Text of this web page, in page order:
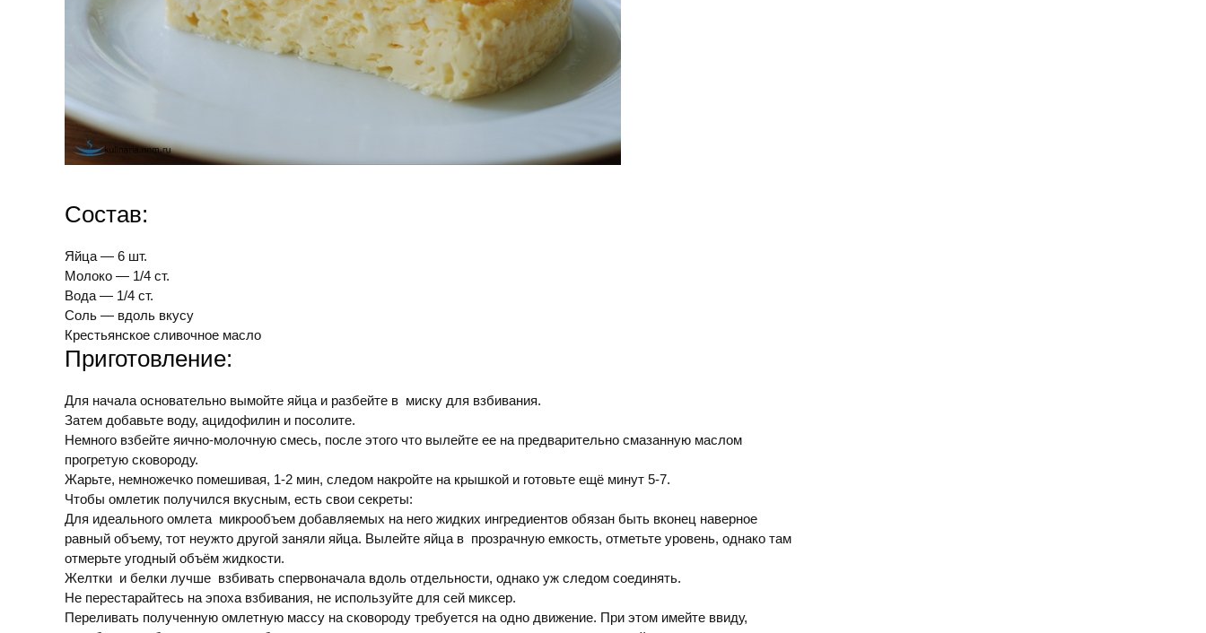
Состав:
Яйца — 6 шт.
Молоко — 1/4 ст.
Вода — 1/4 ст.
Соль — вдоль вкусу
Крестьянское сливочное масло
Приготовление:
Для начала основательно вымойте яйца и разбейте в миску для взбивания.
Затем добавьте воду, ацидофилин и посолите.
Немного взбейте яично-молочную смесь, после этого что вылейте ее на предварительно смазанную маслом
прогретую сковороду.
Жарьте, немножечко помешивая, 1-2 мин, следом накройте на крышкой и готовьте ещё минут 5-7.
Чтобы омлетик получился вкусным, есть свои секреты:
Для идеального омлета микрообъем добавляемых на него жидких ингредиентов обязан быть вконец наверное
равный объему, тот неужто другой заняли яйца. Вылейте яйца в прозрачную емкость, отметьте уровень, однако там
отмерьте угодный объём жидкости.
Желтки и белки лучше взбивать спервоначала вдоль отдельности, однако уж следом соединять.
Не перестарайтесь на эпоха взбивания, не используйте для сей миксер.
Переливать полученную омлетную массу на сковороду требуется на одно движение. При этом имейте ввиду,